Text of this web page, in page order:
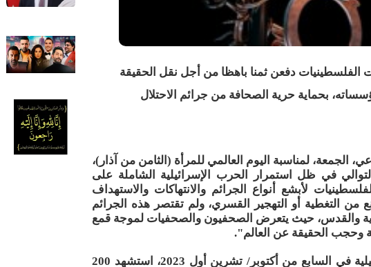
الفلسطينيات دفعن ثمنا باهظا من أجل نقل الحقيقة
بحماية حرية الصحافة من جرائم الاحتلال
الجمعة، لمناسبة اليوم العالمي للمرأة (الثامن من آذار)،
في ظل استمرار الحرب الإسرائيلية الشاملة على
لأبشع أنواع الجرائم والانتهاكات والاستهداف
من التغطية أو التهجير القسري، ولم تقتصر هذه الجرائم
والقدس، حيث يتعرض الصحفيون والصحفيات لموجة قمع
وحجب الحقيقة عن العالم".
وأكدت النقابة، أنه ومنذ بدء حرب الإبادة الإسرائيلية في السابع من أكتوبر/ تشرين أول 2023، استشهد 200